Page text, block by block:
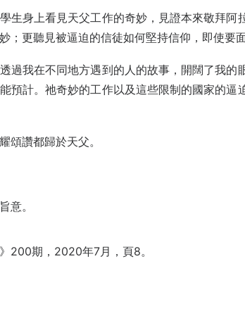
生身上看見天父工作的奇妙，見證本來敬拜阿
；更聽見被逼迫的信徒如何堅持信仰，即使要
過我在不同地方遇到的人的故事，開闊了我的
預計。祂奇妙的工作以及這些限制的國家的逼
頌讚都歸於天父。
意。
200期，2020年7月，頁8。